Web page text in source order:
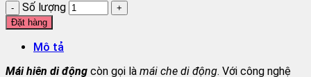
Số lượng
Đặt hàng
Mô tả
Mái hiên di động còn gọi là mái che di động. Với công nghệ